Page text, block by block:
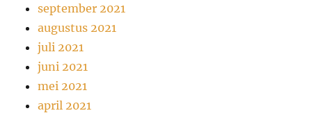
september 2021
augustus 2021
juli 2021
juni 2021
mei 2021
april 2021